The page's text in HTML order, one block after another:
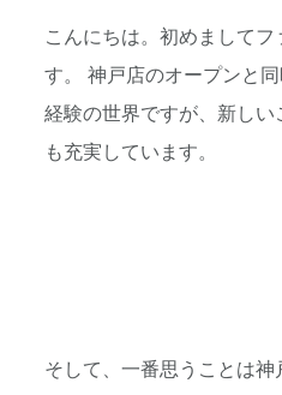
こんにちは。初めまして
す。 神戸店のオープンと
経験の世界ですが、新しい
も充実しています。
そして、一番思うことは